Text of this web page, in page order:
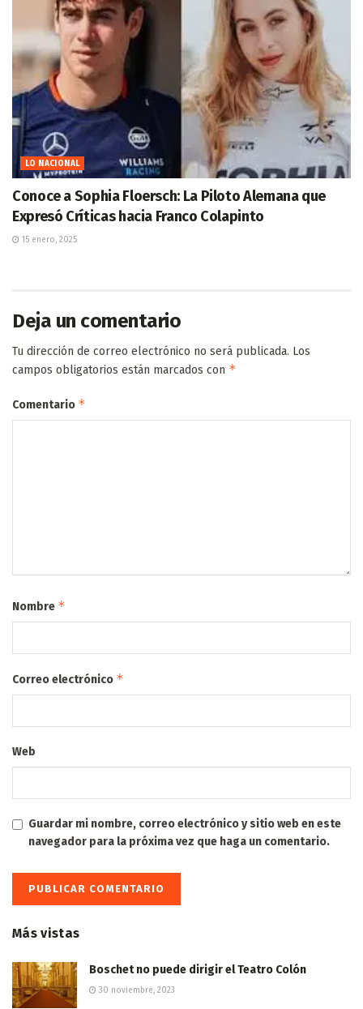
LO NACIONAL
Conoce a Sophia Floersch: La Piloto Alemana que
Expresó Críticas hacia Franco Colapinto
15 enero, 2025
Deja un comentario
Tu dirección de correo electrónico no será publicada. Los
campos obligatorios están marcados con *
Comentario *
Nombre *
Correo electrónico *
Web
Guardar mi nombre, correo electrónico y sitio web en este
navegador para la próxima vez que haga un comentario.
Más vistas
Boschet no puede dirigir el Teatro Colón
30 noviembre, 2023